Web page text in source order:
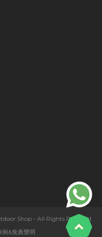
Shop - All Rights Reserved.
例&免責聲明